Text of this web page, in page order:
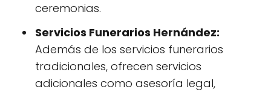
ceremonias.
Servicios Funerarios Hernández:
Además de los servicios funerarios
tradicionales, ofrecen servicios
adicionales como asesoría legal,